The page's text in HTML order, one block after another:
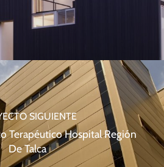
SIGUIENTE
Terapéutico Hospital Región
De Talca